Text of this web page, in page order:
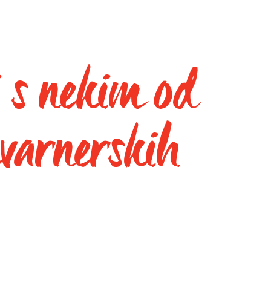
nekim od